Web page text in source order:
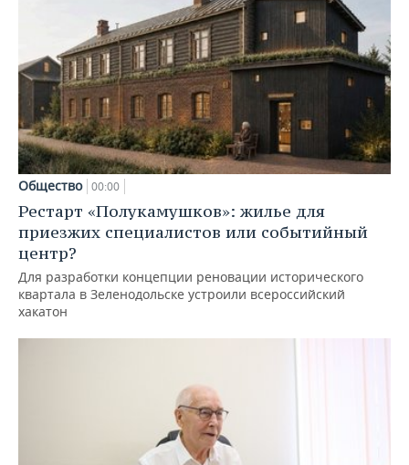
Общество 00:00
Рестарт «Полукамушков»: жилье для
приезжих специалистов или событийный
центр?
Для разработки концепции реновации исторического
квартала в Зеленодольске устроили всероссийский
хакатон